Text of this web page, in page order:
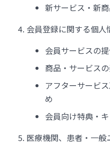
新サービス・新
会員登録に関する個人
会員サービスの
商品・サービス
アフターサービ
め
会員向け特典・
医療機関、患者・一